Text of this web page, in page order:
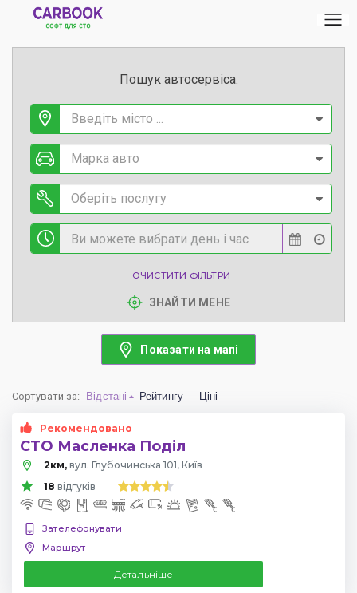
Пошук автосервіса:
Введіть місто ...
Марка авто
Оберіть послугу
ОЧИСТИТИ ФІЛЬТРИ
ЗНАЙТИ МЕНЕ
Показати на мапі
Сортувати за: Відстані Рейтингу Ціні
Рекомендовано
СТО Масленка Поділ
2км, вул. Глубочинська 101, Київ
18 відгуків
Зателефонувати
Маршрут
Детальніше